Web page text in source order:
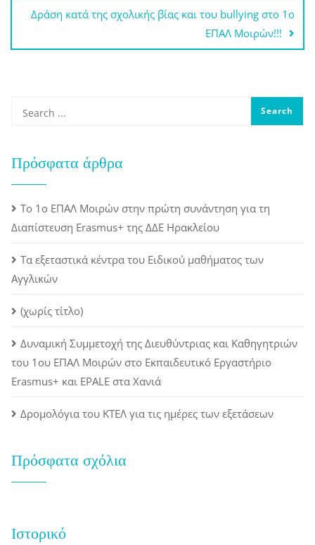
Δράση κατά της σχολικής βίας και του bullying στο 1ο
ΕΠΑΛ Μοιρών!!!
Πρόσφατα άρθρα
Το 1ο ΕΠΑΛ Μοιρών στην πρώτη συνάντηση για τη
Διαπίστευση Erasmus+ της ΔΔΕ Ηρακλείου
Τα εξεταστικά κέντρα του Ειδικού μαθήματος των
Αγγλικών
(χωρίς τίτλο)
Δυναμική Συμμετοχή της Διευθύντριας και Καθηγητριών
του 1ου ΕΠΑΛ Μοιρών στο Εκπαιδευτικό Εργαστήριο
Erasmus+ και EPALE στα Χανιά
Δρομολόγια του ΚΤΕΛ για τις ημέρες των εξετάσεων
Πρόσφατα σχόλια
Ιστορικό